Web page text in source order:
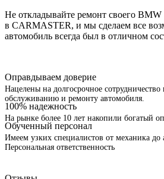
Не откладывайте ремонт своего
в CARMASTER, и мы сделаем все
автомобиль всегда был в отличном
Оправдываем доверие
Нацелены на долгосрочное сотрудничество
обслуживанию и ремонту автомобиля.
100% надежность
На рынке более 10 лет накопили богатый
Обученный персонал
Имеем узких специалистов от механика до
Персональная ответственность